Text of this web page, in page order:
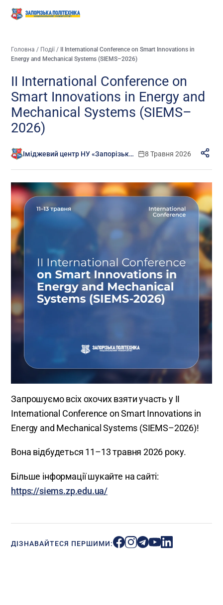
Головна / Події/
II International Conference on Smart Innovations in
Energy and Mechanical Systems (SIEMS–2026)
II International Conference on
Smart Innovations in Energy and
Mechanical Systems (SIEMS–
2026)
Іміджевий центр НУ «Запорізька політехніка» 8 Травня 2026
Запрошуємо всіх охочих взяти участь у II
International Conference on Smart Innovations in
Energy and Mechanical Systems (SIEMS–2026)!
Вона відбудеться 11–13 травня 2026 року.
Більше інформації шукайте на сайті:
https://siems.zp.edu.ua/
ДІЗНАВАЙТЕСЯ ПЕРШИМИ: